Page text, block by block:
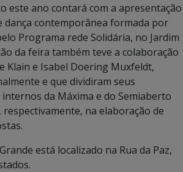
este ano contará com a apresentação
contemporânea formada por
Programa rede Solidária, no Jardim
da feira também teve a colaboração
Klain e Isabel Doering Muxfeldt,
e que dividiram seus
da Máxima e do Semiaberto
respectivamente, na elaboração de
está localizado na Rua da Paz,